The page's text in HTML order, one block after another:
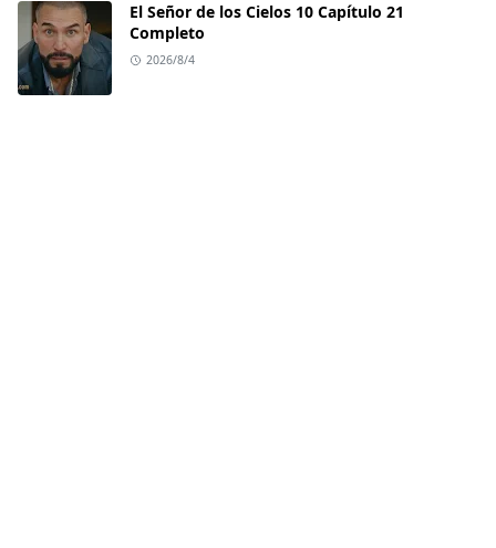
El Señor de los Cielos 10 Capítulo 21
Completo
2026/8/4